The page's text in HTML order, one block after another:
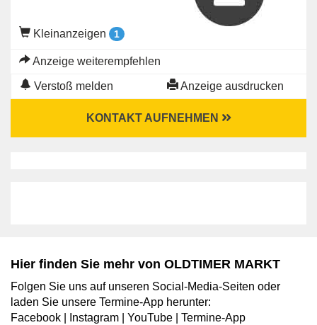
Kleinanzeigen 1
Anzeige weiterempfehlen
Verstoß melden Anzeige ausdrucken
KONTAKT AUFNEHMEN
Hier finden Sie mehr von OLDTIMER MARKT
Folgen Sie uns auf unseren Social-Media-Seiten oder
laden Sie unsere Termine-App herunter:
Facebook
Instagram YouTube Termine-App